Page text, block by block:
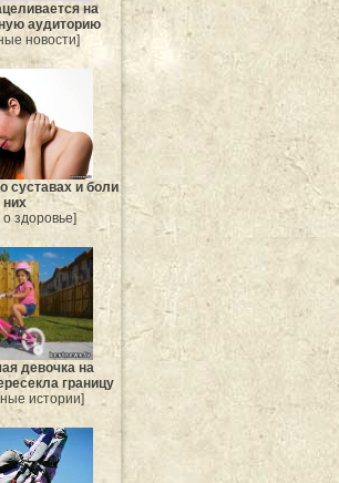
на
аудиторию
новости]
суставах и боли
них
здоровье]
девочка на
границу
истории]